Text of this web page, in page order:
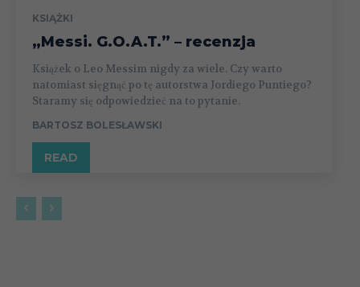
KSIĄŻKI
„Messi. G.O.A.T.” – recenzja
Książek o Leo Messim nigdy za wiele. Czy warto
natomiast sięgnąć po tę autorstwa Jordiego Puntiego?
Staramy się odpowiedzieć na to pytanie.
BARTOSZ BOLESŁAWSKI
READ